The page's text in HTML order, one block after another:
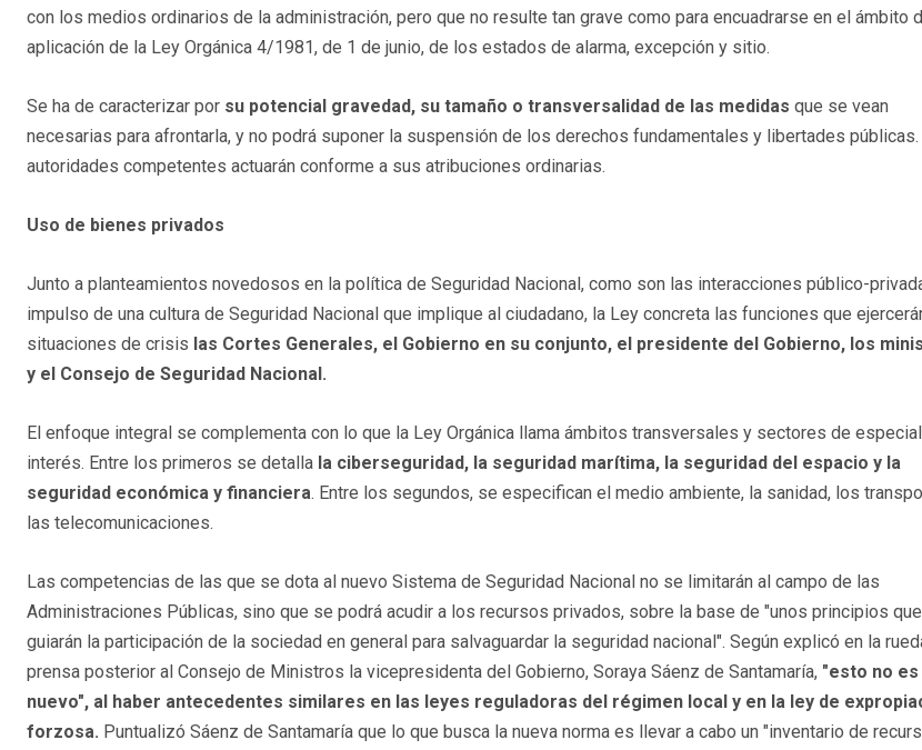
con los medios ordinarios de la administración, pero que no resulte tan grave como para encuadrarse en el ámbito
aplicación de la Ley Orgánica 4/1981, de 1 de junio, de los estados de alarma, excepción y sitio.
Se ha de caracterizar por su potencial gravedad, su tamaño o transversalidad de las medidas que se vean
necesarias para afrontarla, y no podrá suponer la suspensión de los derechos fundamentales y libertades públicas.
autoridades competentes actuarán conforme a sus atribuciones ordinarias.
Uso de bienes privados
Junto a planteamientos novedosos en la política de Seguridad Nacional, como son las interacciones público-
impulso de una cultura de Seguridad Nacional que implique al ciudadano, la Ley concreta las funciones que
situaciones de crisis las Cortes Generales, el Gobierno en su conjunto, el presidente del Gobierno, los
y el Consejo de Seguridad Nacional.
El enfoque integral se complementa con lo que la Ley Orgánica llama ámbitos transversales y sectores de especial
interés. Entre los primeros se detalla la ciberseguridad, la seguridad marítima, la seguridad del espacio y la
seguridad económica y financiera. Entre los segundos, se especifican el medio ambiente, la sanidad, los
las telecomunicaciones.
Las competencias de las que se dota al nuevo Sistema de Seguridad Nacional no se limitarán al campo de las
Administraciones Públicas, sino que se podrá acudir a los recursos privados, sobre la base de "unos principios que
guiarán la participación de la sociedad en general para salvaguardar la seguridad nacional". Según explicó en la
prensa posterior al Consejo de Ministros la vicepresidenta del Gobierno, Soraya Sáenz de Santamaría, "esto no es
nuevo", al haber antecedentes similares en las leyes reguladoras del régimen local y en la ley de
forzosa. Puntualizó Sáenz de Santamaría que lo que busca la nueva norma es llevar a cabo un "inventario de